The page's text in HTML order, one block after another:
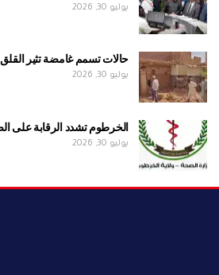
يوليو 30, 2026
حالات تسمم غامضة تثير
يوليو 30, 2026
الخرطوم تشدد الرقابة على
يوليو 30, 2026